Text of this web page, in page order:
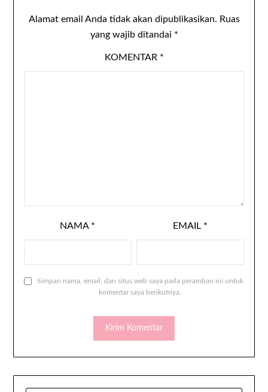
memberi…
Alamat email Anda tidak akan dipublikasikan. Ruas
yang wajib ditandai *
KOMENTAR *
NAMA * EMAIL *
Simpan nama, email, dan situs web saya pada peramban ini untuk
komentar saya berikutnya.